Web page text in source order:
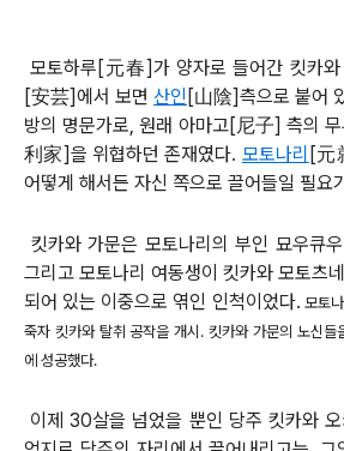
모토하루[元春]가 양자로 들어간 킷카
[安芸]에서 보면 산인 [山陰]측으로 붙어
방의 명문가로, 원래 아마고[尼子] 측의
利家]을 위협하던 존재였다. 모토나리 [元
어떻게 해서든 자신 쪽으로 끌어들일 필요
킷카와 가문은 모토나리의 부인 묘우큐
그리고 모토나리 여동생이 킷카와 모토츠
되어 있는 이중으로 엮인 인척이었다. 모토
죽자 킷카와 탈취 공작을 개시. 킷카와 가문의 노신들
에 성공했다.
이제 30살을 넘었을 뿐인 당주 킷카와